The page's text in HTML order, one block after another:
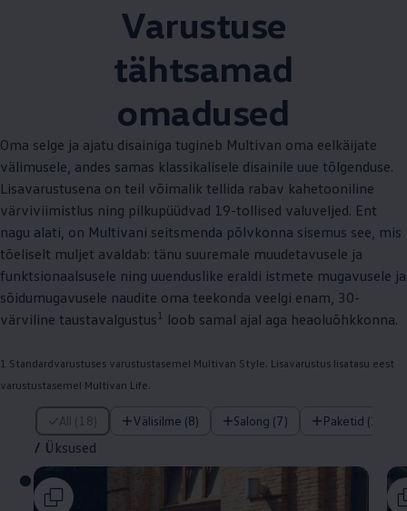
Varustuse
tähtsamad
omadused
Oma selge ja ajatu disainiga tugineb Multivan oma eelkäijate
välimusele, andes samas klassikalisele disainile uue tõlgenduse.
Lisavarustusena on teil võimalik tellida rabav kahetooniline
värviviimistlus ning pilkupüüdvad 19-tollised valuveljed. Ent
nagu alati, on Multivani seitsmenda põlvkonna sisemus see, mis
tõeliselt muljet avaldab: tänu suuremale muudetavusele ja
funktsionaalsusele ning uuenduslike eraldi istmete mugavusele ja
sõidumugavusele naudite oma teekonda veelgi enam, 30-
värviline taustavalgustus 1 loob samal ajal aga heaoluõhkkonna.
1 Standardvarustuses varustustasemel Multivan Style. Lisavarustus lisatasu eest
varustustasemel Multivan Life.
All (18) Välisilme (8) Salong (7) Paketid (1)
/ Üksused
/ Üksused